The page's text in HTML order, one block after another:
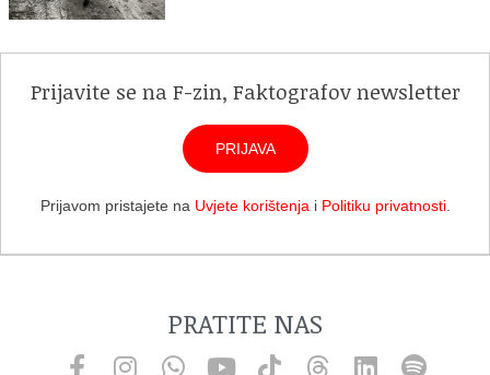
Prijavite se na F-zin, Faktografov newsletter
PRIJAVA
Prijavom pristajete na Uvjete korištenja i Politiku privatnosti.
PRATITE NAS